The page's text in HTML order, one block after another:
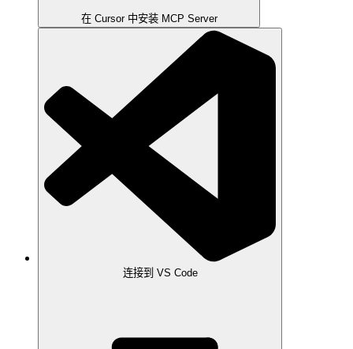
在 Cursor 中安装 MCP Server
连接到 VS Code